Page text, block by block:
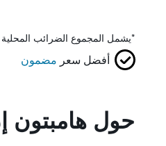
*يشمل المجموع الضرائب
أفضل سعر مضمون
حول هامبتون